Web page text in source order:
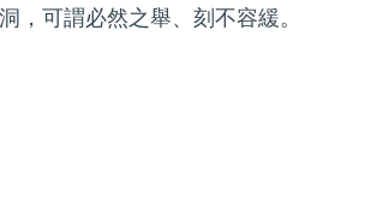
，可謂必然之舉、刻不容緩。